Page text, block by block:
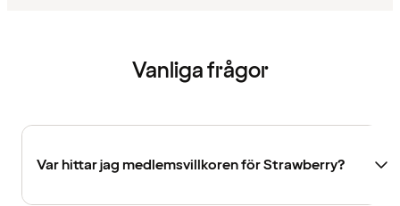
Vanliga frågor
Var hittar jag medlemsvillkoren för Strawberry?